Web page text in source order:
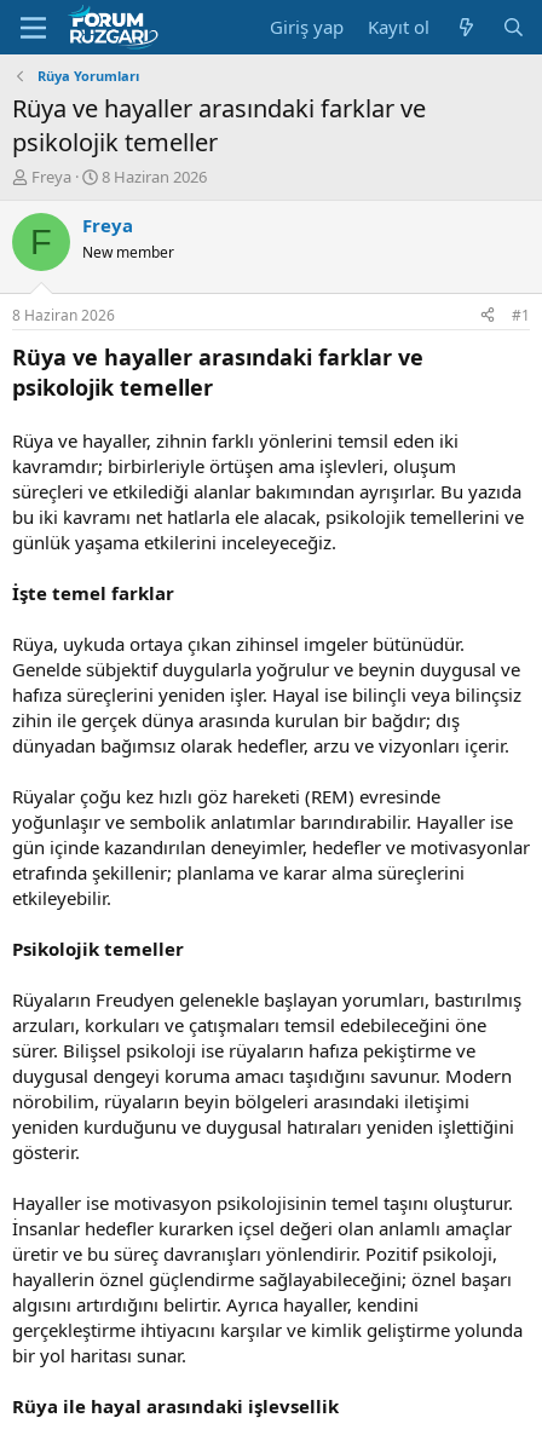
Giriş yap Kayıt ol
Rüya Yorumları
Rüya ve hayaller arasındaki farklar ve
psikolojik temeller
K
n
u
u
B
a
ş
l
a
a
n
Freya
B
ş
a
g
ı
ç
t
a
i
h
i
8 Haziran 2026
F Freya
New member
8 Haziran 2026 #1
Rüya ve hayaller arasındaki farklar ve
psikolojik temeller
Rüya ve hayaller, zihnin farklı yönlerini temsil eden iki
kavramdır; birbirleriyle örtüşen ama işlevleri, oluşum
süreçleri ve etkilediği alanlar bakımından ayrışırlar. Bu yazıda
bu iki kavramı net hatlarla ele alacak, psikolojik temellerini ve
günlük yaşama etkilerini inceleyeceğiz.
İşte temel farklar
Rüya, uykuda ortaya çıkan zihinsel imgeler bütünüdür.
Genelde sübjektif duygularla yoğrulur ve beynin duygusal ve
hafıza süreçlerini yeniden işler. Hayal ise bilinçli veya bilinçsiz
zihin ile gerçek dünya arasında kurulan bir bağdır; dış
dünyadan bağımsız olarak hedefler, arzu ve vizyonları içerir.
Rüyalar çoğu kez hızlı göz hareketi (REM) evresinde
yoğunlaşır ve sembolik anlatımlar barındırabilir. Hayaller ise
gün içinde kazandırılan deneyimler, hedefler ve motivasyonlar
etrafında şekillenir; planlama ve karar alma süreçlerini
etkileyebilir.
Psikolojik temeller
Rüyaların Freudyen gelenekle başlayan yorumları, bastırılmış
arzuları, korkuları ve çatışmaları temsil edebileceğini öne
sürer. Bilişsel psikoloji ise rüyaların hafıza pekiştirme ve
duygusal dengeyi koruma amacı taşıdığını savunur. Modern
nörobilim, rüyaların beyin bölgeleri arasındaki iletişimi
yeniden kurduğunu ve duygusal hatıraları yeniden işlettiğini
gösterir.
Hayaller ise motivasyon psikolojisinin temel taşını oluşturur.
İnsanlar hedefler kurarken içsel değeri olan anlamlı amaçlar
üretir ve bu süreç davranışları yönlendirir. Pozitif psikoloji,
hayallerin öznel güçlendirme sağlayabileceğini; öznel başarı
algısını artırdığını belirtir. Ayrıca hayaller, kendini
gerçekleştirme ihtiyacını karşılar ve kimlik geliştirme yolunda
bir yol haritası sunar.
Rüya ile hayal arasındaki işlevsellik